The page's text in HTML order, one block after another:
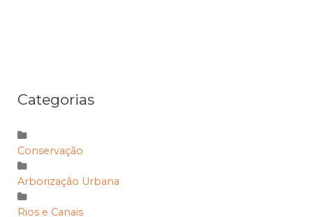
Categorias
Conservação
Arborização Urbana
Rios e Canais